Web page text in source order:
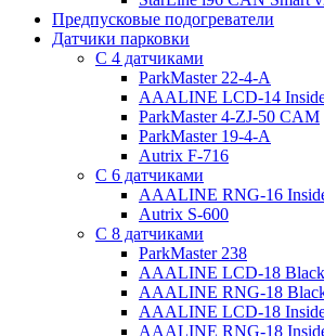
Предпусковые подогреватели
Датчики парковки
С 4 датчиками
ParkMaster 22-4-A
AAALINE LCD-14
ParkMaster 4-ZJ-50 CAM
ParkMaster 19-4-A
Autrix F-716
С 6 датчиками
AAALINE RNG-16
Autrix S-600
С 8 датчиками
ParkMaster 238
AAALINE LCD-18
AAALINE RNG-18
AAALINE LCD-18
AAALINE RNG-18